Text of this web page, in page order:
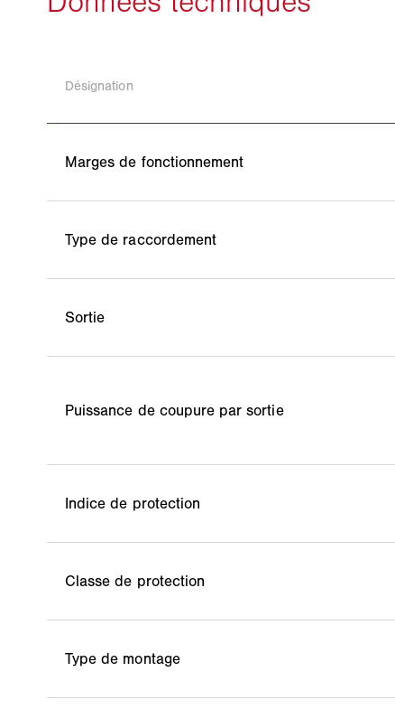
Désignation
Marges de fonctionnement
Type de raccordement
Sortie
Puissance de coupure par sortie
Indice de protection
Classe de protection
Type de montage